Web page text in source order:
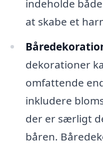
indeholde
at skabe et
dekorationer
omfattende
inkludere
der er særligt
båren.